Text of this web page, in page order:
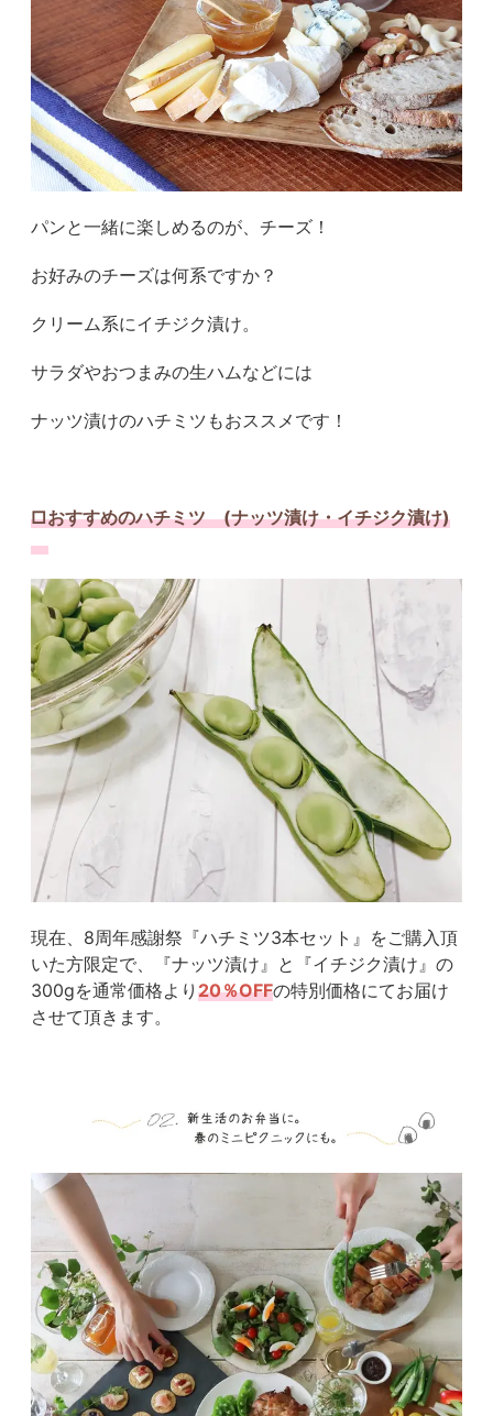
パンと一緒に楽しめるのが、チーズ！
お好みのチーズは何系ですか？
クリーム系にイチジク漬け。
サラダやおつまみの生ハムなどには
ナッツ漬けのハチミツもおススメです！
□おすすめのハチミツ (ナッツ漬け・イチジク漬け)
現在、8周年感謝祭『ハチミツ3本セット』をご購入頂
いた方限定で、『ナッツ漬け』と『イチジク漬け』の
300gを通常価格より 20％OFFの特別価格にてお届け
させて頂きます。